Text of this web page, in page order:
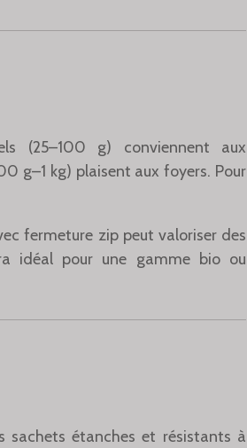
(25–100 g) conviennent aux
g–1 kg) plaisent aux foyers. Pour
fermeture zip peut valoriser des
idéal pour une gamme bio ou
sachets étanches et résistants à